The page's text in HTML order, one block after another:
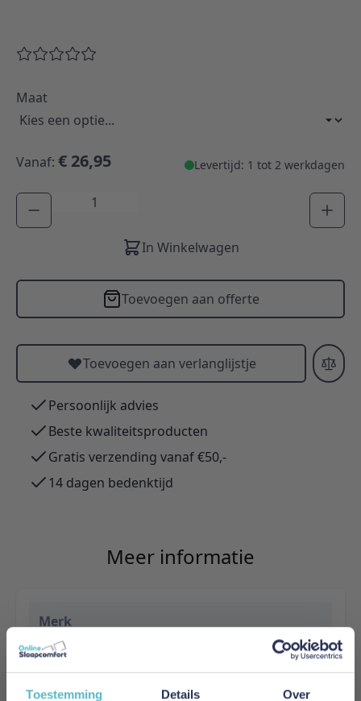
Toestemming Details Over
Maat
Vanaf: € 26,95 Levertijd: 1 tot 2 werkdagen
Aantal
In Winkelwagen
Toevoegen aan offerte
Toevoegen aan verlanglijstje
Persoonlijk advies
Beste kwaliteitsproducten
Gratis verzending vanaf €50,-
14 dagen bedenktijd
Meer informatie
Merk
Adore Home & Living